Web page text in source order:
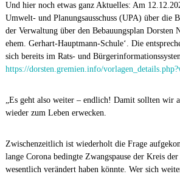
Und hier noch etwas ganz Aktuelles: Am
Umwelt- und Planungsausschuss (UPA) über die
der Verwaltung über den Bebauungsplan Dorsten
ehem. Gerhart-Hauptmann-Schule‘. Die
sich bereits im Rats- und
https://dorsten.gremien.info/
„Es geht also weiter – endlich! Damit sollten wir
wieder zum Leben erwecken.
Zwischenzeitlich ist wiederholt die Frage
lange Corona bedingte Zwangspause der Kreis
wesentlich verändert haben könnte. Wer sich